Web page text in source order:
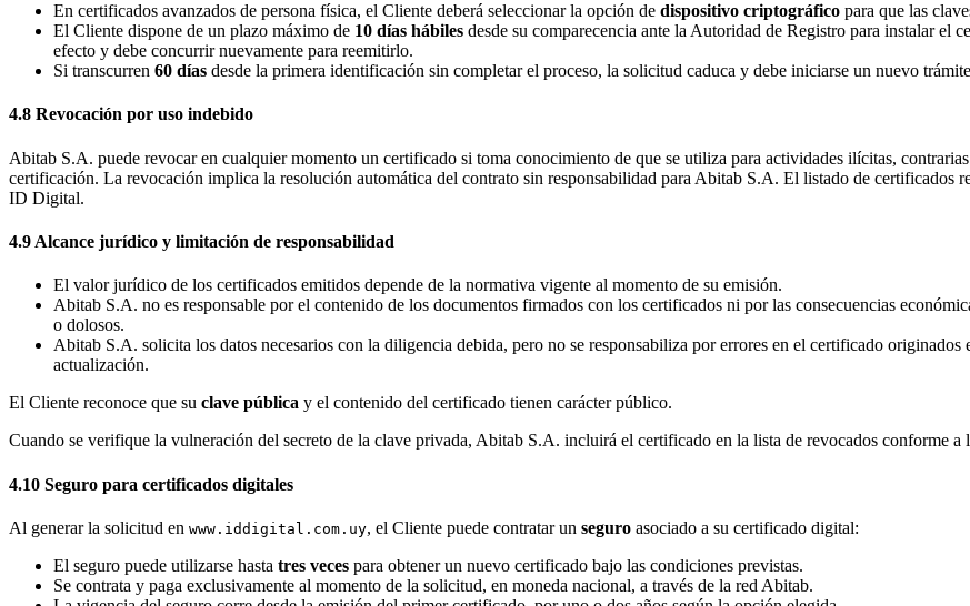
En certificados avanzados de persona física, el Cliente deberá seleccionar la opción de dispositivo criptográfico para que las
El Cliente dispone de un plazo máximo de 10 días hábiles desde su comparecencia ante la Autoridad de Registro para instalar el
efecto y debe concurrir nuevamente para reemitirlo.
Si transcurren 60 días desde la primera identificación sin completar el proceso, la solicitud caduca y debe iniciarse un nuevo
4.8 Revocación por uso indebido
Abitab S.A. puede revocar en cualquier momento un certificado si toma conocimiento de que se utiliza para actividades ilícitas,
certificación. La revocación implica la resolución automática del contrato sin responsabilidad para Abitab S.A. El listado de certificados
ID Digital.
4.9 Alcance jurídico y limitación de responsabilidad
El valor jurídico de los certificados emitidos depende de la normativa vigente al momento de su emisión.
Abitab S.A. no es responsable por el contenido de los documentos firmados con los certificados ni por las consecuencias
o dolosos.
Abitab S.A. solicita los datos necesarios con la diligencia debida, pero no se responsabiliza por errores en el certificado
actualización.
El Cliente reconoce que su clave pública y el contenido del certificado tienen carácter público.
Cuando se verifique la vulneración del secreto de la clave privada, Abitab S.A. incluirá el certificado en la lista de revocados conforme a
4.10 Seguro para certificados digitales
Al generar la solicitud en www.iddigital.com.uy, el Cliente puede contratar un seguro asociado a su certificado digital:
El seguro puede utilizarse hasta tres veces para obtener un nuevo certificado bajo las condiciones previstas.
Se contrata y paga exclusivamente al momento de la solicitud, en moneda nacional, a través de la red Abitab.